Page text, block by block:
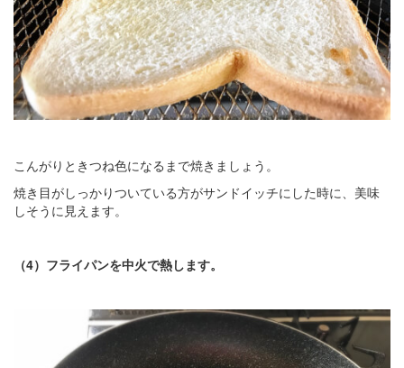
こんがりときつね色になるまで焼きましょう。
焼き目がしっかりついている方がサンドイッチにした時に、美味
しそうに見えます。
（4）フライパンを中火で熱します。